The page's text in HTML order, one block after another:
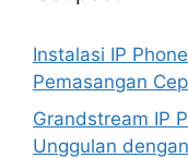
Instalasi IP
Pemasangan
Grandstream IP
Unggulan